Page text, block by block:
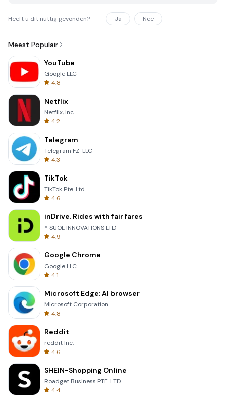
Heeft u dit nuttig gevonden? Ja Nee
Meest Populair
YouTube
Google LLC
4.8
Netflix
Netflix, Inc.
4.2
Telegram
Telegram FZ-LLC
4.3
TikTok
TikTok Pte. Ltd.
4.6
inDrive. Rides with fair fares
® SUOL INNOVATIONS LTD
4.9
Google Chrome
Google LLC
4.1
Microsoft Edge: AI browser
Microsoft Corporation
4.8
Reddit
reddit Inc.
4.6
SHEIN-Shopping Online
Roadget Business PTE. LTD.
4.4